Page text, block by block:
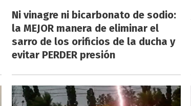
Ni vinagre ni bicarbonato de sodio:
la MEJOR manera de eliminar el
sarro de los orificios de la ducha y
evitar PERDER presión